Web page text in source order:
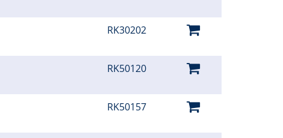
RK30202
RK50120
RK50157